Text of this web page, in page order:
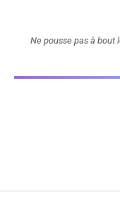
Ne pousse pas à bout